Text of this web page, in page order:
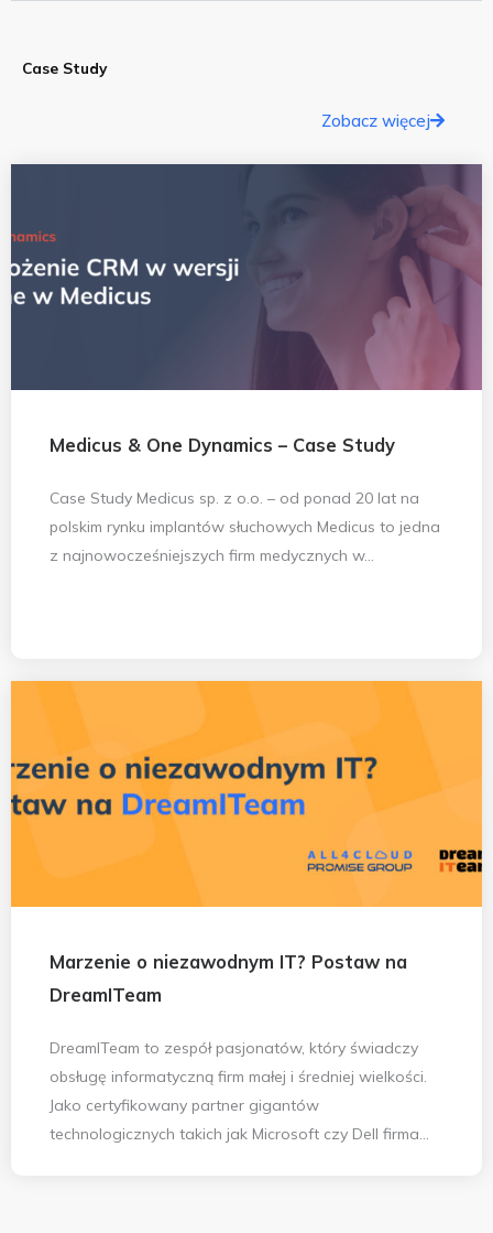
Case Study
Zobacz więcej
Medicus & One Dynamics – Case Study
Case Study Medicus sp. z o.o. – od ponad 20 lat na
polskim rynku implantów słuchowych Medicus to jedna
z najnowocześniejszych firm medycznych w...
Marzenie o niezawodnym IT? Postaw na
DreamITeam
DreamITeam to zespół pasjonatów, który świadczy
obsługę informatyczną firm małej i średniej wielkości.
Jako certyfikowany partner gigantów
technologicznych takich jak Microsoft czy Dell firma...